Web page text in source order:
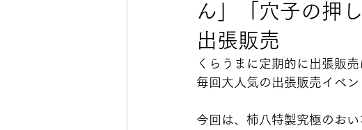
ん」「穴子の押
出張販売
くらうまに定期的に出張販
毎回大人気の出張販売イベ
今回は、柿八特製究極のお